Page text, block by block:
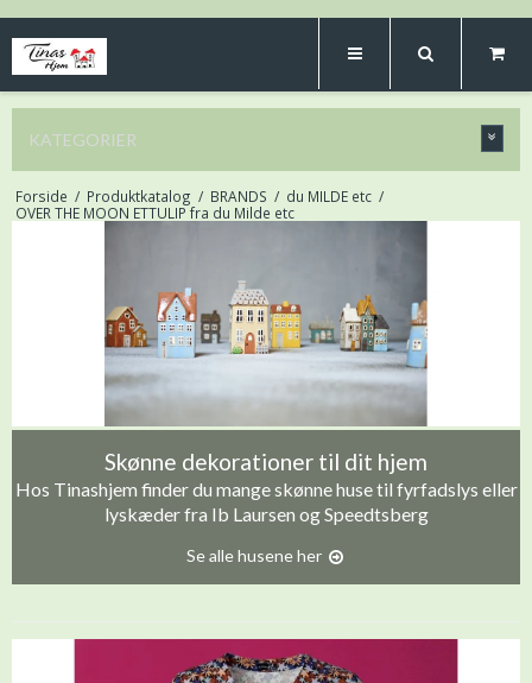
KATEGORIER
Forside / Produktkatalog / BRANDS / du MILDE etc /
OVER THE MOON ETTULIP fra du Milde etc
Skønne dekorationer til dit hjem
Hos Tinashjem finder du mange skønne huse til fyrfadslys eller
lyskæder fra Ib Laursen og Speedtsberg
Se alle husene her